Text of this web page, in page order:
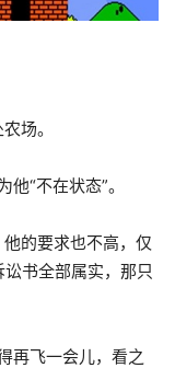
场。
“不在状态”。
的要求也不高，仅
书全部属实，那只
再飞一会儿，看之